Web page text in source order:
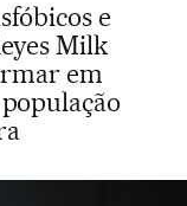
e
Milk
em